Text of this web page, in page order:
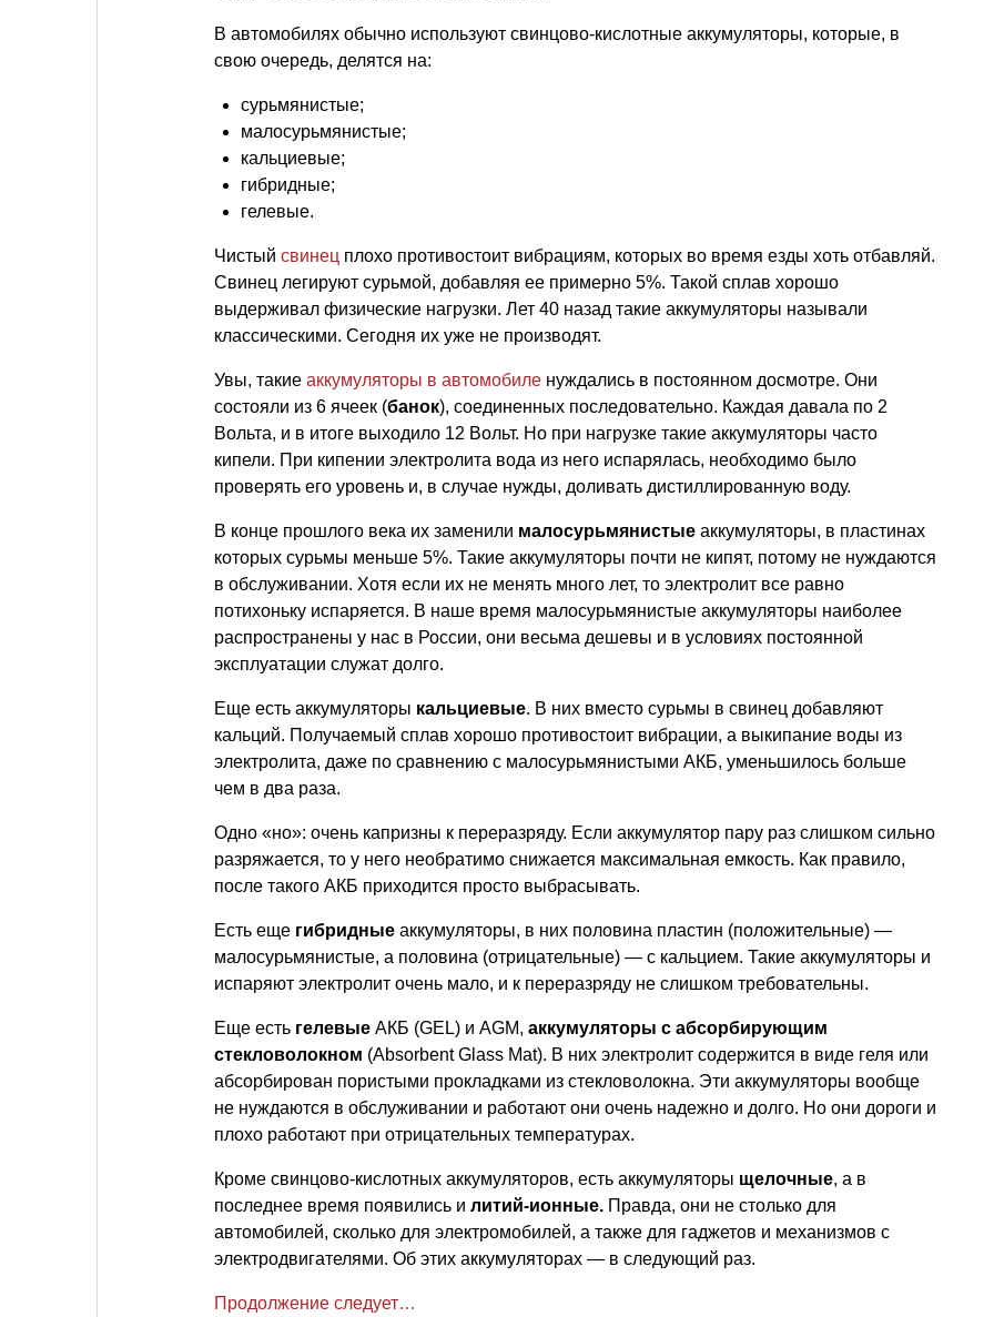
В автомобилях обычно используют свинцово-кислотные аккумуляторы, которые, в
свою очередь, делятся на:
сурьмянистые;
малосурьмянистые;
кальциевые;
гибридные;
гелевые.
Чистый свинец плохо противостоит вибрациям, которых во время езды хоть отбавляй.
Свинец легируют сурьмой, добавляя ее примерно 5%. Такой сплав хорошо
выдерживал физические нагрузки. Лет 40 назад такие аккумуляторы называли
классическими. Сегодня их уже не производят.
Увы, такие аккумуляторы в автомобиле нуждались в постоянном досмотре. Они
состояли из 6 ячеек (банок), соединенных последовательно. Каждая давала по 2
Вольта, и в итоге выходило 12 Вольт. Но при нагрузке такие аккумуляторы часто
кипели. При кипении электролита вода из него испарялась, необходимо было
проверять его уровень и, в случае нужды, доливать дистиллированную воду.
В конце прошлого века их заменили малосурьмянистые аккумуляторы, в пластинах
которых сурьмы меньше 5%. Такие аккумуляторы почти не кипят, потому не нуждаются
в обслуживании. Хотя если их не менять много лет, то электролит все равно
потихоньку испаряется. В наше время малосурьмянистые аккумуляторы наиболее
распространены у нас в России, они весьма дешевы и в условиях постоянной
эксплуатации служат долго.
Еще есть аккумуляторы кальциевые. В них вместо сурьмы в свинец добавляют
кальций. Получаемый сплав хорошо противостоит вибрации, а выкипание воды из
электролита, даже по сравнению с малосурьмянистыми АКБ, уменьшилось больше
чем в два раза.
Одно «но»: очень капризны к переразряду. Если аккумулятор пару раз слишком сильно
разряжается, то у него необратимо снижается максимальная емкость. Как правило,
после такого АКБ приходится просто выбрасывать.
Есть еще гибридные аккумуляторы, в них половина пластин (положительные) —
малосурьмянистые, а половина (отрицательные) — с кальцием. Такие аккумуляторы и
испаряют электролит очень мало, и к переразряду не слишком требовательны.
Еще есть гелевые АКБ (GEL) и AGM, аккумуляторы с абсорбирующим
стекловолокном (Absorbent Glass Mat). В них электролит содержится в виде геля или
абсорбирован пористыми прокладками из стекловолокна. Эти аккумуляторы вообще
не нуждаются в обслуживании и работают они очень надежно и долго. Но они дороги и
плохо работают при отрицательных температурах.
Кроме свинцово-кислотных аккумуляторов, есть аккумуляторы щелочные, а в
последнее время появились и литий-ионные. Правда, они не столько для
автомобилей, сколько для электромобилей, а также для гаджетов и механизмов с
электродвигателями. Об этих аккумуляторах — в следующий раз.
Продолжение следует…